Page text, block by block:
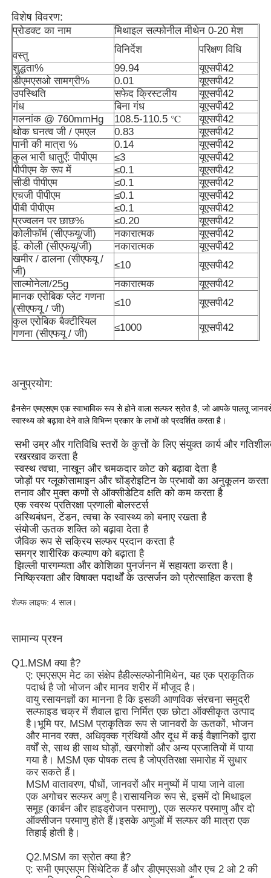
घर
उत्पाद
वीडियो
कारखाना भ्रमण
गुणवत्ता नियंत्रण
एक उद्धरण का अनुरोध करें
एमएसएम पाउडर
एमएसएम मिथाइलसल्फोनीलमीथेन
एमएसएम डाइमिथाइल सल्फोन
एमएसएम थोक
डीएमएसओ डाइमिथाइल सल्फोक्साइड
एमएसएम पूरक
एमएसएम ग्लूकोसामाइन चोंड्रोइटिन
MSM संयुक्त पूरक घोड़ों के लिए
एमएसएम हेयर पाउडर
एमएसएम कार्बनिक सल्फर
विशेष विवरण:
प्रोडक्ट का नाम मिथाइल सल्फोनील मीथेन 0-20 मेश
वस्तु
विनिर्देश
परिक्षण विधि
शुद्धता%
99.94
यूएसपी42
डीएमएसओ सामग्री%
0.01
यूएसपी42
उपस्थिति
सफेद क्रिस्टलीय
यूएसपी42
गंध
बिना गंध
यूएसपी42
गलनांक @ 760mmHg
108.5-110.5 ℃
यूएसपी42
थोक घनत्व जी / एमएल
0.83
यूएसपी42
पानी की मात्रा %
0.14
यूएसपी42
कुल भारी धातुएँ: पीपीएम
≤3
यूएसपी42
पीपीएम के रूप में
≤0.1
यूएसपी42
सीडी पीपीएम
≤0.1
यूएसपी42
एचजी पीपीएम
≤0.1
यूएसपी42
पीबी पीपीएम
≤0.1
यूएसपी42
प्रज्वलन पर छाछ%
≤0.20
यूएसपी42
कोलीफॉर्म (सीएफयू/जी)
नकारात्मक
यूएसपी42
ई. कोली (सीएफयू/जी)
नकारात्मक
यूएसपी42
खमीर / ढालना (सीएफयू /
जी)
≤10
यूएसपी42
साल्मोनेला/25g
नकारात्मक
यूएसपी42
मानक एरोबिक प्लेट गणना
(सीएफयू / जी)
≤10
यूएसपी42
कुल एरोबिक बैक्टीरियल
गणना (सीएफयू / जी)
≤1000 यूएसपी42
अनुप्रयोग:
हैनसेन एमएसएम एक स्वाभाविक रूप से होने वाला सल्फर स्रोत है, जो आपके पालतू
स्वास्थ्य को बढ़ावा देने वाले विभिन्न प्रकार के लाभों को प्रदर्शित करता है।
सभी उम्र और गतिविधि स्तरों के कुत्तों के लिए संयुक्त कार्य और
रखरखाव करता है
स्वस्थ त्वचा, नाखून और चमकदार कोट को बढ़ावा देता है
जोड़ों पर ग्लूकोसामाइन और चोंड्रोइटिन के प्रभावों का अनुकूलन करता
तनाव और मुक्त कणों से ऑक्सीडेटिव क्षति को कम करता है
एक स्वस्थ प्रतिरक्षा प्रणाली बोलस्टर्स
अस्थिबंधन, टेंडन, त्वचा के स्वास्थ्य को बनाए रखता है
संयोजी ऊतक शक्ति को बढ़ावा देता है
जैविक रूप से सक्रिय सल्फर प्रदान करता है
समग्र शारीरिक कल्याण को बढ़ाता है
झिल्ली पारगम्यता और कोशिका पुनर्जनन में सहायता करता है।
निष्क्रियता और विषाक्त पदार्थों के उत्सर्जन को प्रोत्साहित करता है
शेल्फ लाइफ: 4 साल।
सामान्य प्रश्न
Q1.MSM क्या है?
ए: एमएसएम मेट का संक्षेप हैहील्सल्फोनीमिथेन, यह एक प्राकृतिक
पदार्थ है जो भोजन और मानव शरीर में मौजूद है।
वायु रसायनज्ञों का मानना ​​है कि इसकी आणविक संरचना समुद्री
सल्फाइड चक्र में शैवाल द्वारा निर्मित एक छोटा ऑक्सीकृत उत्पाद
है।भूमि पर, MSM प्राकृतिक रूप से जानवरों के ऊतकों, भोजन
और मानव रक्त, अधिवृक्क ग्रंथियों और दूध में कई वैज्ञानिकों द्वारा
वर्षों से, साथ ही साथ घोड़ों, खरगोशों और अन्य प्रजातियों में पाया
गया है। MSM एक पोषक तत्व है जोप्रतिरक्षा समारोह में सुधार
कर सकते हैं।
MSM वातावरण, पौधों, जानवरों और मनुष्यों में पाया जाने वाला
एक अगोचर सल्फर अणु है।रासायनिक रूप से, इसमें दो मिथाइल
समूह (कार्बन और हाइड्रोजन परमाणु), एक सल्फर परमाणु और दो
ऑक्सीजन परमाणु होते हैं।इसके अणुओं में सल्फर की मात्रा एक
तिहाई होती है।
Q2.MSM का स्रोत क्या है?
ए: सभी एमएसएम सिंथेटिक हैं और डीएमएसओ और एच 2 ओ 2 की